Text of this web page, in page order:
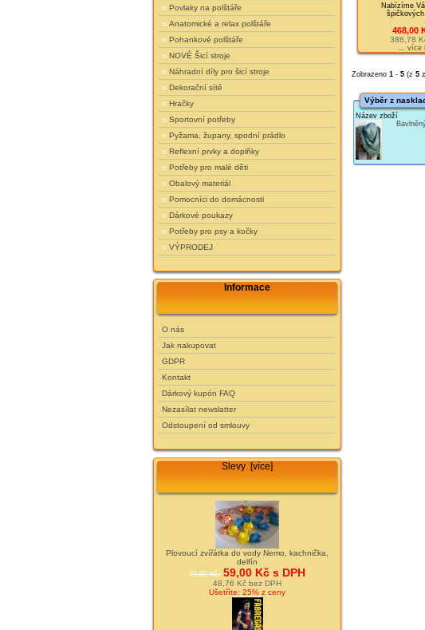
Povlaky na polštáře
Anatomické a relax polštáře
Pohankové polštáře
NOVÉ Šicí stroje
Náhradní díly pro šicí stroje
Dekorační sítě
Hračky
Sportovní potřeby
Pyžama, župany, spodní prádlo
Reflexní prvky a doplňky
Potřeby pro malé děti
Obalový materiál
Pomocníci do domácnosti
Dárkové poukazy
Potřeby pro psy a kočky
VÝPRODEJ
Informace
O nás
Jak nakupovat
GDPR
Kontakt
Dárkový kupón FAQ
Nezasílat newslatter
Odstoupení od smlouvy
Slevy [více]
Plovoucí zvířátka do vody Nemo, kachnička,
delfín
79,00 Kč 59,00 Kč s DPH
48,76 Kč bez DPH
Ušetříte: 25% z ceny
Nabízíme
468,00
386,78
... více
Zobrazeno 1- 5(z 5
Výběr z
Název zboží